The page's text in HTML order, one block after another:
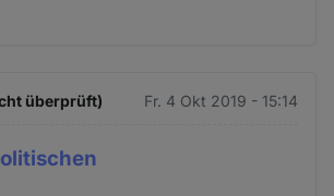
überprüft) Fr. 4 Okt 2019 - 15:14